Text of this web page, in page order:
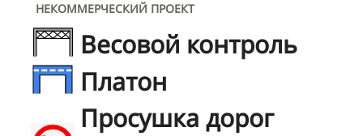
НЕКОММЕРЧЕСКИЙ ПРОЕКТ
Весовой контроль
Платон
Просушка дорог